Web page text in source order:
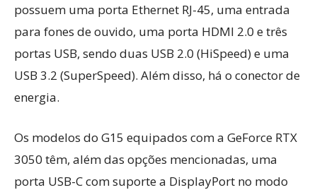
possuem uma porta Ethernet RJ-45, uma entrada
para fones de ouvido, uma porta HDMI 2.0 e três
portas USB, sendo duas USB 2.0 (HiSpeed) e uma
USB 3.2 (SuperSpeed). Além disso, há o conector de
energia.
Os modelos do G15 equipados com a GeForce RTX
3050 têm, além das opções mencionadas, uma
porta USB-C com suporte a DisplayPort no modo